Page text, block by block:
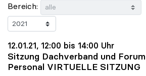
Bereich:
12.01.21, 12:00 bis 14:00 Uhr
Sitzung Dachverband und Forum
Personal VIRTUELLE SITZUNG